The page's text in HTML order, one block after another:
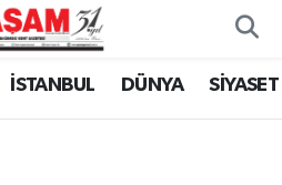
İSTANBUL DÜNYA SİYASET